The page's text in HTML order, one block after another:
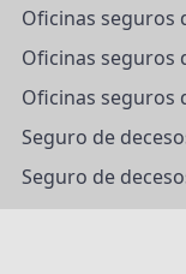
Oficinas seguros
Oficinas seguros
Oficinas seguros
Seguro de
Seguro de